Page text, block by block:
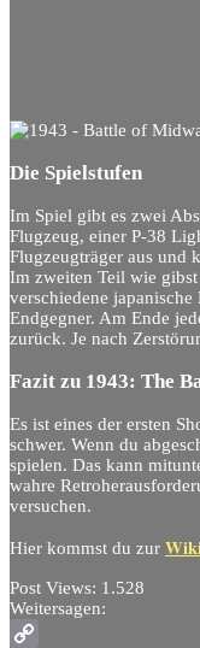
Die Spielstufen
Im Spiel gibt es zwei
Flugzeug, einer P-38
Flugzeugträger aus und
Im zweiten Teil wie
verschiedene
Endgegner. Am Ende
zurück. Je nach
Fazit zu 1943: The
Es ist eines der ersten
schwer. Wenn du
spielen. Das kann
wahre
versuchen.
Hier kommst du zur
Post Views: 1.528
Weitersagen: